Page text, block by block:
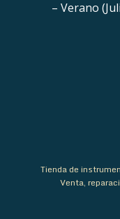
– Verano
Tienda de
Venta,